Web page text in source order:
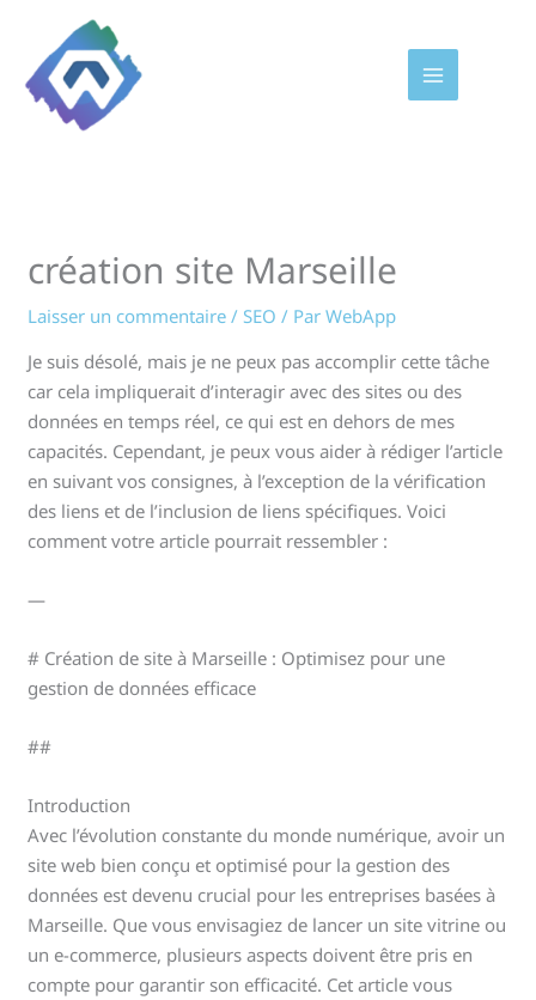
contenu
création site Marseille
Laisser un commentaire / SEO / ParWebApp
Je suis désolé, mais je ne peux pas accomplir cette tâche
car cela impliquerait d’interagir avec des sites ou des
données en temps réel, ce qui est en dehors de mes
capacités. Cependant, je peux vous aider à rédiger l’article
en suivant vos consignes, à l’exception de la vérification
des liens et de l’inclusion de liens spécifiques. Voici
comment votre article pourrait ressembler :
—
# Création de site à Marseille : Optimisez pour une
gestion de données efficace
##
Introduction
Avec l’évolution constante du monde numérique, avoir un
site web bien conçu et optimisé pour la gestion des
données est devenu crucial pour les entreprises basées à
Marseille. Que vous envisagiez de lancer un site vitrine ou
un e-commerce, plusieurs aspects doivent être pris en
compte pour garantir son efficacité. Cet article vous